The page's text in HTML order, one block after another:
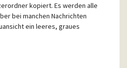
kopiert. Es werden alle
bei manchen Nachrichten
ein leeres, graues